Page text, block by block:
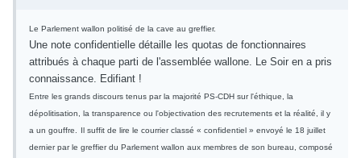
Le Parlement wallon politisé de la cave au greffier.
Une note confidentielle détaille les quotas de fonctionnaires
attribués à chaque parti de l'assemblée wallone. Le Soir en a pris
connaissance. Edifiant !
Entre les grands discours tenus par la majorité PS-CDH sur l'éthique, la
dépolitisation, la transparence ou l'objectivation des recrutements et la réalité, il y
a un gouffre.
Il suffit de lire le courrier classé « confidentiel » envoyé le 18 juillet
dernier par le greffier du Parlement wallon aux membres de son bureau, composé